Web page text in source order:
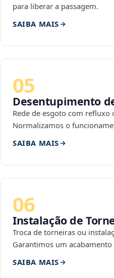
para liberar a passagem.
SAIBA MAIS
05
Desentupimento
Rede de esgoto com refluxo
Normalizamos o
SAIBA MAIS
06
Instalação de
Troca de torneiras ou
Garantimos um
SAIBA MAIS